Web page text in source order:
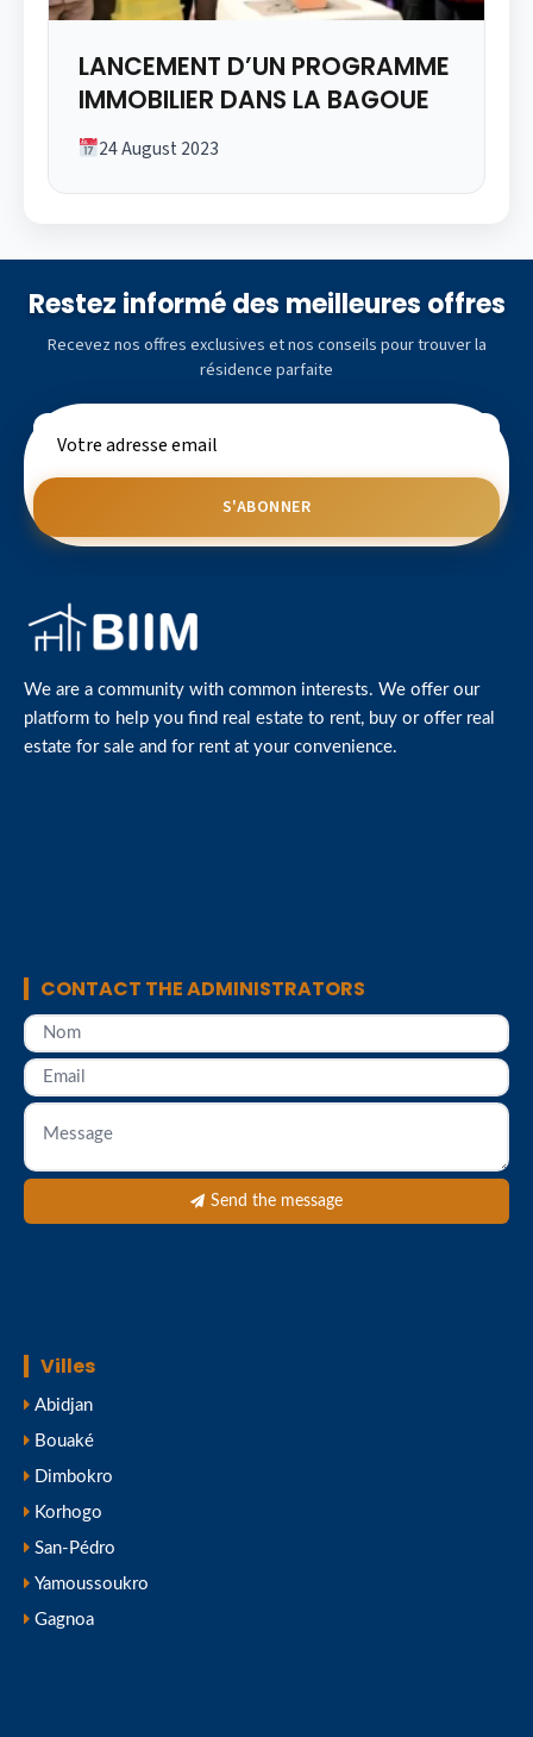
LANCEMENT D’UN PROGRAMME
IMMOBILIER DANS LA BAGOUE
24 August 2023
Restez informé des meilleures offres
Recevez nos offres exclusives et nos conseils pour trouver la
résidence parfaite
S'ABONNER
We are a community with common interests. We offer our
platform to help you find real estate to rent, buy or offer real
estate for sale and for rent at your convenience.
CONTACT THE ADMINISTRATORS
Send the message
Villes
Abidjan
Bouaké
Dimbokro
Korhogo
San-Pédro
Yamoussoukro
Gagnoa